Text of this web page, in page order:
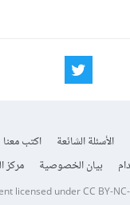
الأسئلة الشائعة اكتب معنا
بيان الخصوصية مركز
licensed underCC BY-